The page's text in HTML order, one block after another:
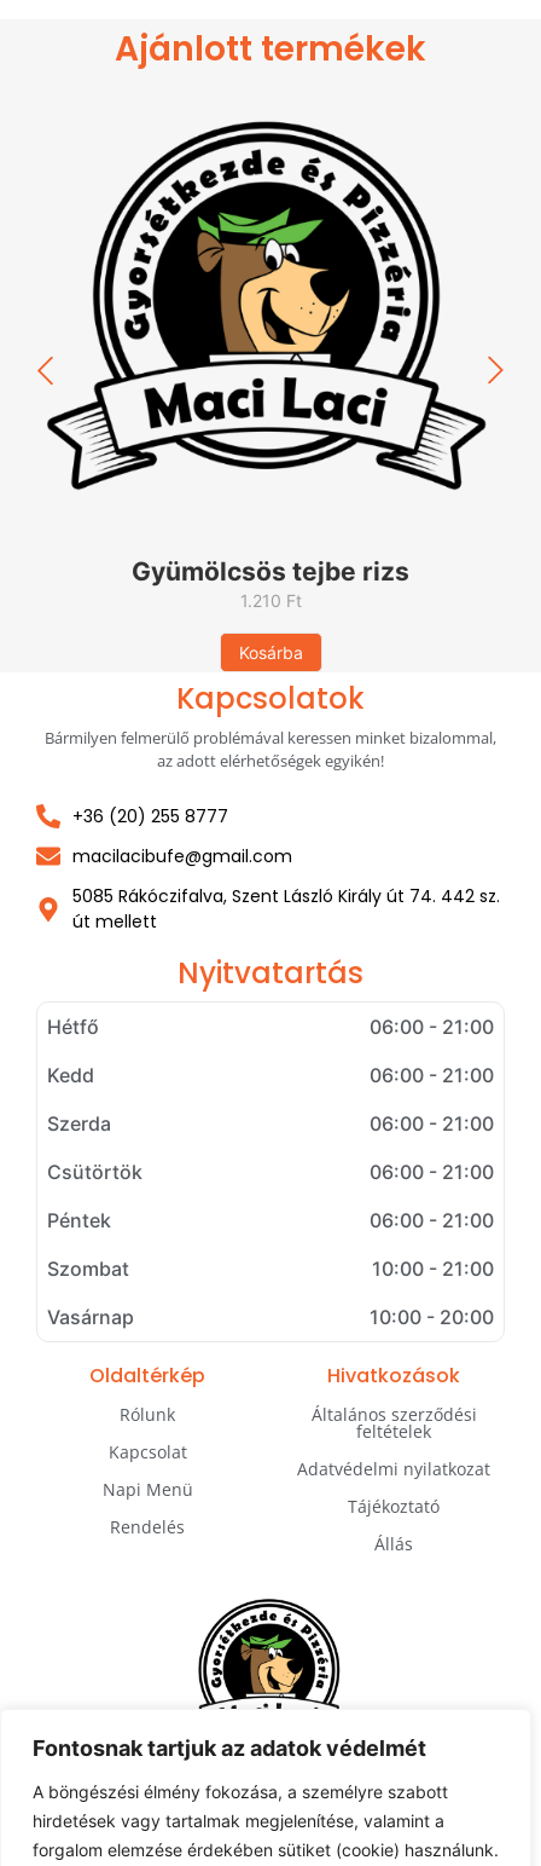
Fontosnak tartjuk az adatok védelmét
A böngészési élmény fokozása, a személyre szabott
hirdetések vagy tartalmak megjelenítése, valamint a
forgalom elemzése érdekében sütiket (cookie) használunk.
Ajánlott termékek
Gyümölcsös tejbe rizs
1.210 Ft
Kosárba
Kapcsolatok
Bármilyen felmerülő problémával keressen minket bizalommal,
az adott elérhetőségek egyikén!
+36 (20) 255 8777
macilacibufe@gmail.com
5085 Rákóczifalva, Szent László Király út 74. 442 sz.
út mellett
Nyitvatartás
Hétfő
06:00 - 21:00
Kedd
06:00 - 21:00
Szerda
06:00 - 21:00
Csütörtök
06:00 - 21:00
Péntek
06:00 - 21:00
Szombat
10:00 - 21:00
Vasárnap
10:00 - 20:00
Oldaltérkép
Rólunk
Kapcsolat
Napi Menü
Rendelés
Hivatkozások
Általános szerződési
feltételek
Adatvédelmi nyilatkozat
Tájékoztató
Állás
Feliratkozás